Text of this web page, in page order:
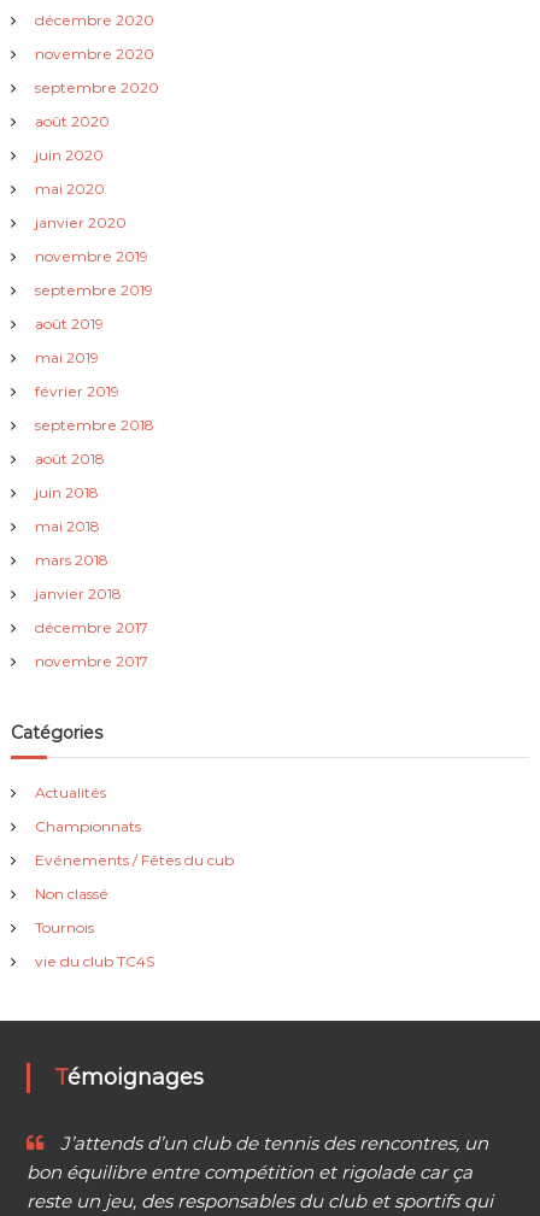
c
l
e
décembre 2020
novembre 2020
septembre 2020
août 2020
juin 2020
mai 2020
janvier 2020
novembre 2019
septembre 2019
août 2019
mai 2019
février 2019
septembre 2018
août 2018
juin 2018
mai 2018
mars 2018
janvier 2018
décembre 2017
novembre 2017
Catégories
Actualités
Championnats
Evénements / Fêtes du cub
Non classé
Tournois
vie du club TC4S
Témoignages
J’attends d’un club de tennis des rencontres, un
bon équilibre entre compétition et rigolade car ça
reste un jeu, des responsables du club et sportifs qui